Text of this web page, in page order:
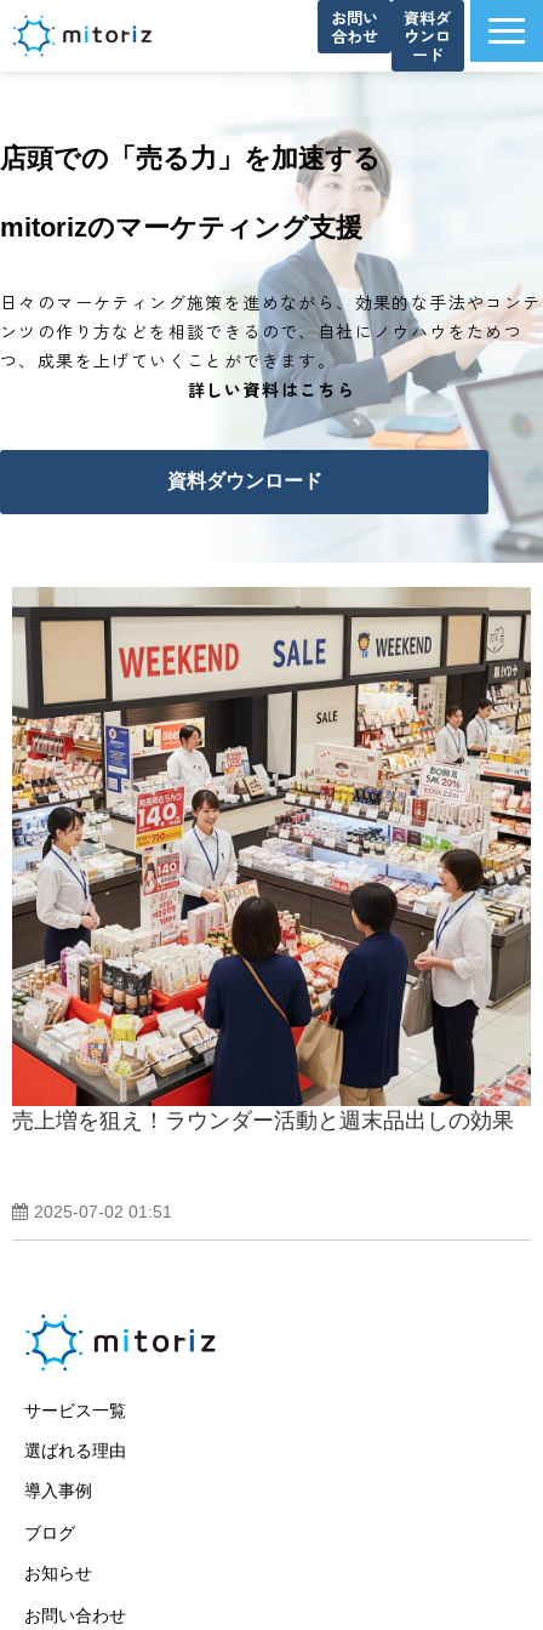
お問い
合わせ
資料ダ
ウンロ
ード
選ばれる理由
導入事例
ブログ
お知らせ
よくあるご質問
資料ダウンロード一覧
会社概要
店頭での「売る力」を加速する
mitorizのマーケティング支援
日々のマーケティング施策を進めながら、効果的な手法やコンテ
ンツの作り方などを相談できるので、自社にノウハウをためつ
つ、成果を上げていくことができます。
詳しい資料はこちら
資料ダウンロード
売上増を狙え！ラウンダー活動と週末品出しの効果
2025-07-02 01:51
サービス一覧
選ばれる理由
導入事例
ブログ
お知らせ
お問い合わせ